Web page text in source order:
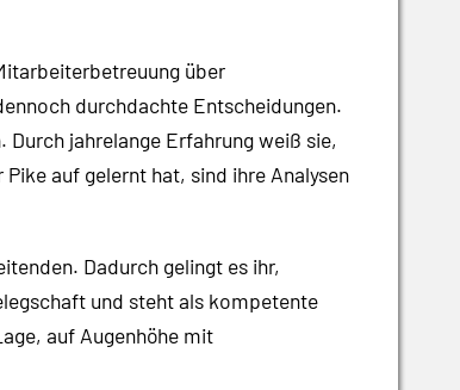
über
durchdachte Entscheidungen.
jahrelange Erfahrung weiß sie,
auf gelernt hat, sind ihre Analysen
Dadurch gelingt es ihr,
und steht als kompetente
auf Augenhöhe mit